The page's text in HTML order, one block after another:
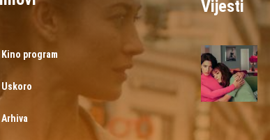
Kino program
Uskoro
Arhiva
Vijesti